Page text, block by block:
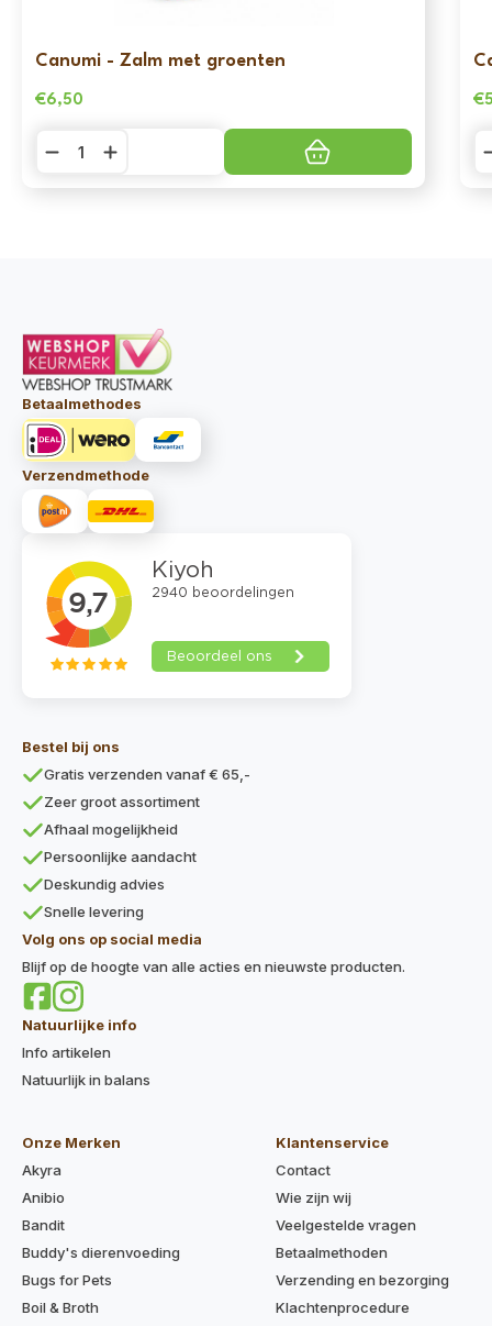
Canumi - Zalm met groenten
€6,50 €
Betaalmethodes
Verzendmethode
Bestel bij ons
Gratis verzenden vanaf € 65,-
Zeer groot assortiment
Afhaal mogelijkheid
Persoonlijke aandacht
Deskundig advies
Snelle levering
Volg ons op social media
Blijf op de hoogte van alle acties en nieuwste producten.
Natuurlijke info
Info artikelen
Natuurlijk in balans
Onze Merken
Akyra
Anibio
Bandit
Buddy's dierenvoeding
Bugs for Pets
Boil & Broth
Klantenservice
Contact
Wie zijn wij
Veelgestelde vragen
Betaalmethoden
Verzending en bezorging
Klachtenprocedure